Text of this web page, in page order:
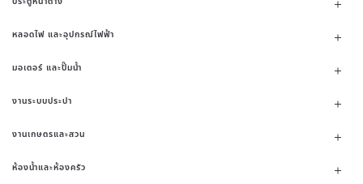
หลอดไฟ และอุปกรณ์ไฟฟ้า
มอเตอร์ และปั๊มน้ำ
งานระบบประปา
งานเกษตรและสวน
ห้องน้ำและห้องครัว